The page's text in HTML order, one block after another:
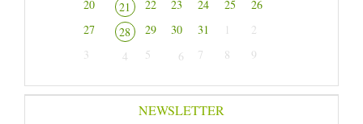
20
21 22 23 24 25
26
27
28 29 30 31 1
2
3
4 5 6 7 8 9
NEWSLETTER